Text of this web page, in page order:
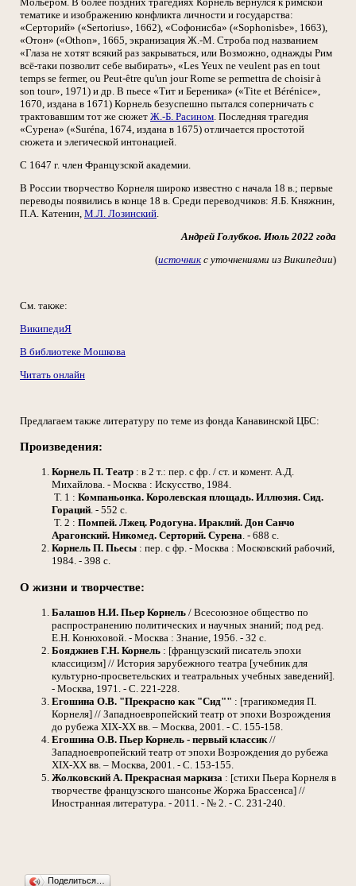
тематике и изображению конфликта личности и государства:
«Серторий» («Sertorius», 1662), «Софонисба» («Sophonisbe», 1663),
«Отон» («Othon», 1665, экранизация Ж.-М. Строба под названием
«Глаза не хотят всякий раз закрываться, или Возможно, однажды Рим
всё-таки позволит себе выбирать», «Les Yeux ne veulent pas en tout
temps se fermer, ou Peut-être qu'un jour Rome se permettra de choisir à
son tour», 1971) и др. В пьесе «Тит и Береника» («Tite et Bérénice»,
1670, издана в 1671) Корнель безуспешно пытался соперничать с
трактовавшим тот же сюжет Ж.-Б. Расином. Последняя трагедия
«Сурена» («Suréna, 1674, издана в 1675) отличается простотой
сюжета и элегической интонацией.
С 1647 г. член Французской академии.
В России творчество Корнеля широко известно с начала 18 в.; первые
переводы появились в конце 18 в. Среди переводчиков: Я.Б. Княжнин,
П.А. Катенин, М.Л. Лозинский.
Андрей Голубков. Июль 2022 года
(источник с уточнениями из Википедии)
См. также:
ВикипедиЯ
В библиотеке Мошкова
Читать онлайн
Предлагаем также литературу по теме из фонда Канавинской ЦБС:
Произведения:
Корнель П. Театр : в 2 т.: пер. с фр. / ст. и комент. А.Д.
Михайлова. - Москва : Искусство, 1984.
Т. 1 : Компаньонка. Королевская площадь. Иллюзия. Сид.
Гораций. - 552 с.
Т. 2 : Помпей. Лжец. Родогуна. Ираклий. Дон Санчо
Арагонский. Никомед. Серторий. Сурена. - 688 с.
Корнель П. Пьесы : пер. с фр. - Москва : Московский рабочий,
1984. - 398 с.
О жизни и творчестве:
Балашов Н.И. Пьер Корнель / Всесоюзное общество по
распространению политических и научных знаний; под ред.
Е.Н. Конюховой. - Москва : Знание, 1956. - 32 с.
Бояджиев Г.Н. Корнель : [французский писатель эпохи
классицизм] // История зарубежного театра [учебник для
культурно-просветельских и театральных учебных заведений].
- Москва, 1971. - С. 221-228.
Егошина О.В. "Прекрасно как "Сид"" : [трагикомедия П.
Корнеля] // Западноевропейский театр от эпохи Возрождения
до рубежа XIX-XX вв. – Москва, 2001. - С. 155-158.
Егошина О.В. Пьер Корнель - первый классик //
Западноевропейский театр от эпохи Возрождения до рубежа
XIX-XX вв. – Москва, 2001. - С. 153-155.
Жолковский А. Прекрасная маркиза : [стихи Пьера Корнеля в
творчестве французского шансонье Жоржа Брассенса] //
Иностранная литература. - 2011. - № 2. - С. 231-240.
Поделиться…